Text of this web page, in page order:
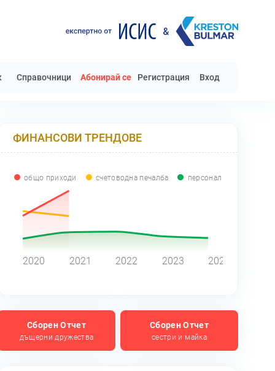
Справочници Абонирай се Регистрация Вход
ФИНАНСОВИ ТРЕНДОВЕ
общо приходи счетоводна печалба персонал
2020 2021 2022 2023 2024
Сборен Отчет
дъщерни дружества
Сборен Отчет
сестри и майка